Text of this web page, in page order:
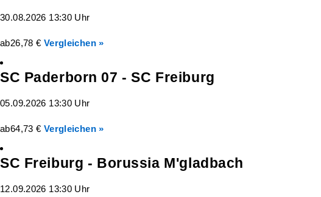
30.08.2026 13:30 Uhr
ab26,78 € Vergleichen »
SC Paderborn 07 - SC Freiburg
05.09.2026 13:30 Uhr
ab64,73 € Vergleichen »
SC Freiburg - Borussia M'gladbach
12.09.2026 13:30 Uhr